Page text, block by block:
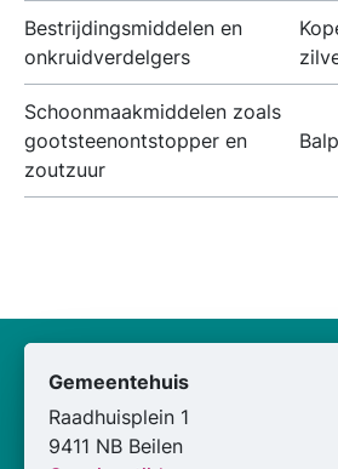
Bestrijdingsmiddelen en
onkruidverdelgers
Schoonmaakmiddelen zoals
gootsteenontstopper en
zoutzuur
Gemeentehuis
Raadhuisplein 1
9411 NB Beilen